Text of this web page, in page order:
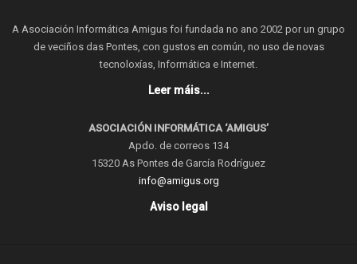
A Asociación Informática Amigus foi fundada no ano 2002 por un grupo
de veciños das Pontes, con gustos en común, no uso de novas
tecnoloxías, Informática e Internet.
Leer máis...
ASOCIACIÓN INFORMÁTICA ‘AMIGUS’
Apdo. de correos 134
15320 As Pontes de García Rodríguez
info@amigus.org
Aviso legal